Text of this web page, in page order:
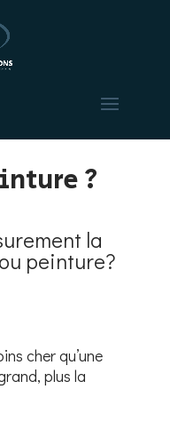
?
la
peinture?
cher qu’une
plus la